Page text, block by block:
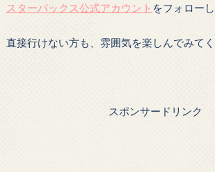
スターバックス公式アカウント をフォローし
直接行けない方も、雰囲気を楽しんでみてく
スポンサードリンク